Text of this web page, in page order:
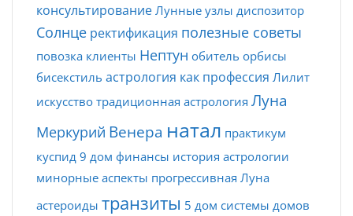
консультирование Лунные узлы диспозитор
Солнце ректификация полезные советы
повозка клиенты Нептун обитель орбисы
бисекстиль астрология как профессия Лилит
искусство традиционная астрология Луна
Меркурий Венера натал практикум
куспид 9 дом финансы история астрологии
минорные аспекты прогрессивная Луна
астероиды транзиты 5 дом системы домов